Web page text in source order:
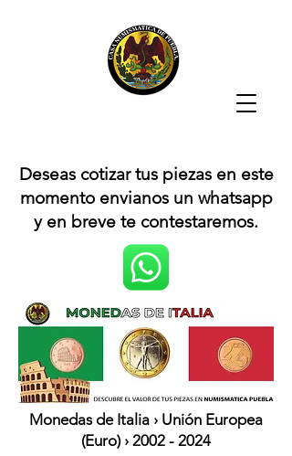
Deseas cotizar tus piezas en este
momento envianos un whatsapp
y en breve te contestaremos.
Monedas de Italia › Unión Europea
(Euro) › 2002 - 2024